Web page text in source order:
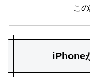
こ
iPhone